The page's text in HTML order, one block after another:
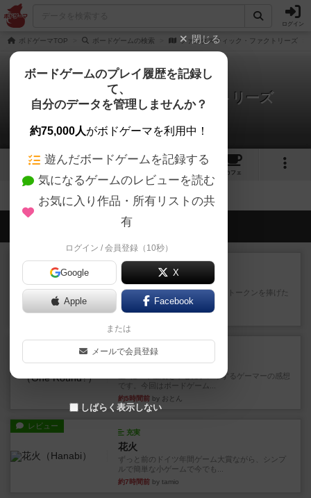
ログイン
ボドゲーマTOP ボードゲームの検索 ファンタスティック・ファクトリーズ
ファンタスティック・ファクトリーズ
拡張/関連作品 0件
3 4
カフェ
会員の新しい投稿
レビュー
宵と暁の呪文書
4/5点呪文を修得したり使い魔にトークンを捧げた
りして得点を増やしてい...
約1時間前by ワタル
レビュー
画像付き
ワンラウンド
星5軽〜中量級を中心にプレイするゲーマーの感想
です。今回はボードゲーム...
約5時間前 by おとん
レビュー
充実
花火
ずっと前のドイツ年間ゲーム大賞ながら、シンプ
ルで簡単な小ゲームで今でも...
約7時間前 by tamio
閉じる
ボードゲームのプレイ履歴を記録し
て、
自分のデータを管理しませんか？
約75,000人がボドゲーマを利用中！
遊んだボードゲームを記録する
気になるゲームのレビューを読む
お気に入り作品・所有リストの共
有
ログイン / 会員登録（10秒）
Google X
Apple Facebook
または
メールで会員登録
しばらく表示しない